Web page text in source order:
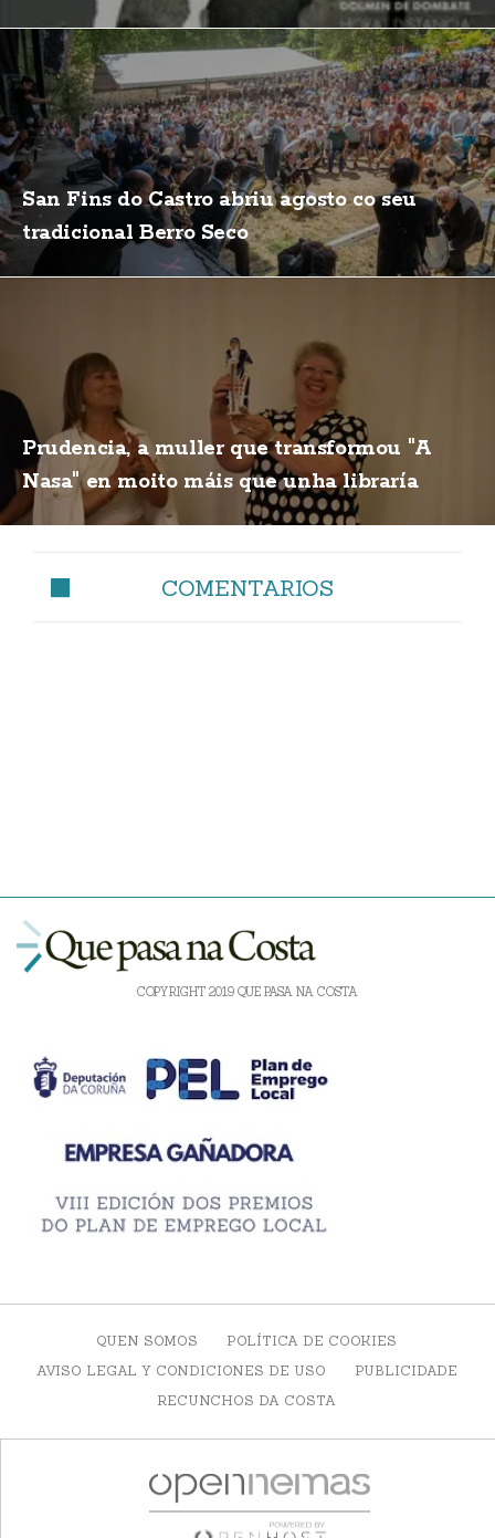
San Fins do Castro abriu agosto co seu
tradicional Berro Seco
Prudencia, a muller que transformou "A
Nasa" en moito máis que unha libraría
COMENTARIOS
COPYRIGHT 2019 QUE PASA NA COSTA
QUEN SOMOS
POLÍTICA DE COOKIES
AVISO LEGAL Y CONDICIONES DE USO
PUBLICIDADE
RECUNCHOS DA COSTA